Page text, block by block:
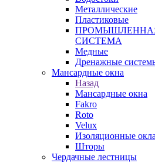
Металлические
Пластиковые
СИСТЕМА
Медные
Дренажные
Мансардные окна
Назад
Мансардные окна
Fakro
Roto
Velux
Изоляционные
Шторы
Чердачные лестницы